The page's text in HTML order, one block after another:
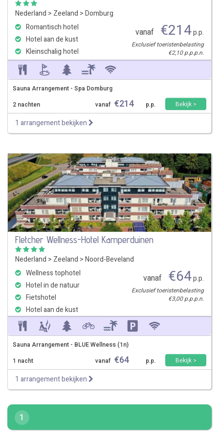
Nederland > Zeeland >Domburg
Romantisch hotel
Hotel aan de kust
Kleinschalig hotel
vanaf €214p.p.
Exclusief toeristenbelasting
€2,10 p.p.p.n.
Sauna Arrangement - Spa Domburg
2 nachten
vanaf €214 p.p. Bekijk >
1 arrangement bekijken
Fletcher Wellness-Hotel Kamperduinen
Nederland > Zeeland >Noord-Beveland
Wellness tophotel
Hotel in de natuur
Fietshotel
Hotel aan de kust
vanaf €64p.p.
Exclusief toeristenbelasting
€3,00 p.p.p.n.
Sauna Arrangement - BLUE Wellness (1n)
1 nacht
vanaf €64 p.p. Bekijk >
1 arrangement bekijken
1